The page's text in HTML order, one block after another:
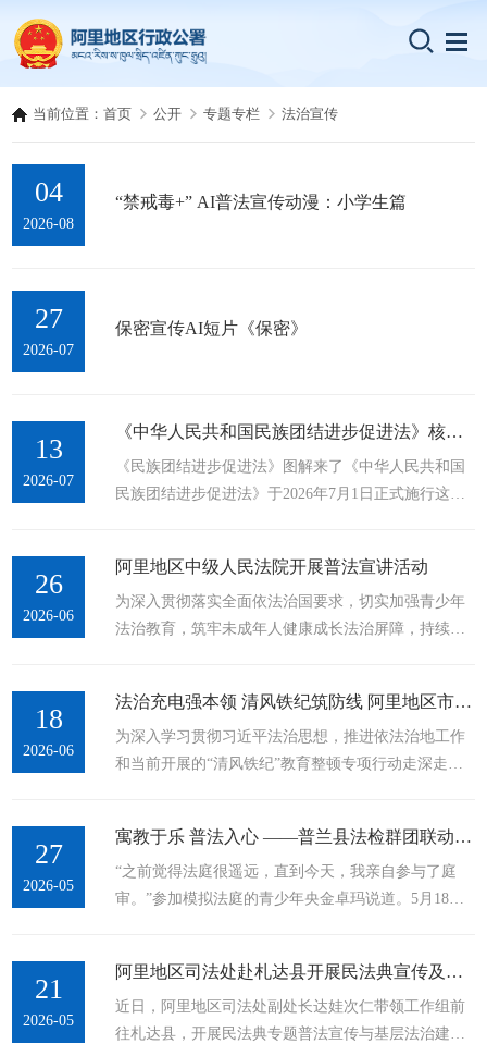
当前位置：首页 公开 专题专栏 法治宣传
04
2026-08
“禁戒毒+” AI普法宣传动漫：小学生篇
27
2026-07
保密宣传AI短片《保密》
13
2026-07
《中华人民共和国民族团结进步促进法》核心内容全梳理
《民族团结进步促进法》图解来了《中华人民共和国
民族团结进步促进法》于2026年7月1日正式施行这是
大家读懂法律核心内容一起学习民族团结相关法定责
任与义务
26
2026-06
阿里地区中级人民法院开展普法宣讲活动
为深入贯彻落实全面依法治国要求，切实加强青少年
法治教育，筑牢未成年人健康成长法治屏障，持续推
展“送法进校园”专题普法宣讲活动，通过以案释法、
互动问答、情景讲解等形式，为在校师生带来一堂内
容充实、贴近校园生活的法治教育公开课。本次宣讲
18
2026-06
法治充电强本领 清风铁纪筑防线 阿里地区市监局开展“法治大讲堂”
为深入学习贯彻习近平法治思想，推进依法治地工作
和当前开展的“清风铁纪”教育整顿专项行动走深走
全地区市场监管系统第三期“法治大讲堂”。地区市场
监管局四级调研员张海峰作培训动员讲话，地区党政
机关第六组法律顾问成员单位及系统内45人参加培
27
2026-05
寓教于乐 普法入心 ——普兰县法检群团联动开展青少年生态环境模拟法庭研学活动见闻
“之前觉得法庭很遥远，直到今天，我亲自参与了庭
审。”参加模拟法庭的青少年央金卓玛说道。5月18
由普兰县人民法院牵头，联合县人民检察院、县群团
工作部共同举办，邀请辖区在校师生走进法院，沉浸
式体验庭审全过程，为青少年量身打造了一堂兼具专
21
2026-05
阿里地区司法处赴札达县开展民法典宣传及基层法治调研工作
近日，阿里地区司法处副处长达娃次仁带领工作组前
往札达县，开展民法典专题普法宣传与基层法治建设